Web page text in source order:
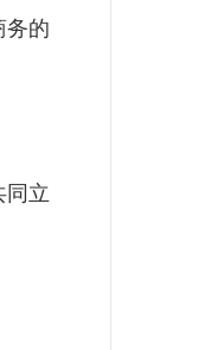
务的
同立